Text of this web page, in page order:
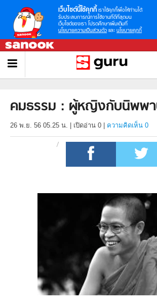
เว็บไซต์นี้ใช้คุกกี้ เราใช้คุกกี้เพื่อให้ท่านได้
รับประสบการณ์การใช้งานที่ดีที่สุดบน
เว็บไซต์ของเรา โปรดศึกษาเพิ่มเติมที่
นโยบายความเป็นส่วนตัว และ นโยบายคุกกี้
คมธรรม : ผู้หญิงกับนิพพ
26 พ.ย. 56 05.25 น. เปิดอ่าน 0 ความคิดเห็น 0